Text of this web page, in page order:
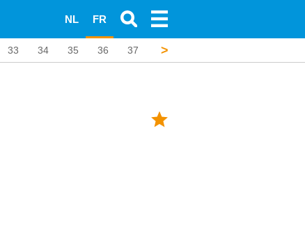
FR
NL
33 34 35 36 37 38
>